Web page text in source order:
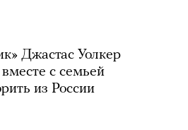
Джастас Уолкер
вместе с семьей
из России